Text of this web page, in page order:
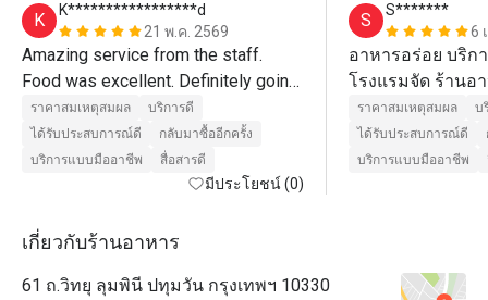
K
K*****************d
21 พ.ค. 2569
Amazing service from the staff.
Food was excellent. Definitely going
back!
ราคาสมเหตุสมผล
บริการดี
ได้รับประสบการณ์ดี
กลับมาซื้ออีกครั้ง
บริการแบบมืออาชีพ
สื่อสารดี
มีประโยชน์ (0)
S
S*******
6
อาหารอร่อย บริก
โรงแรมจัด ร้านอ
ก้อน
ราคาสมเหตุสมผล
บ
ได้รับประสบการณ์ดี
บริการแบบมืออาชีพ
เกี่ยวกับร้านอาหาร
61 ถ.วิทยุ ลุมพินี ปทุมวัน กรุงเทพฯ 10330